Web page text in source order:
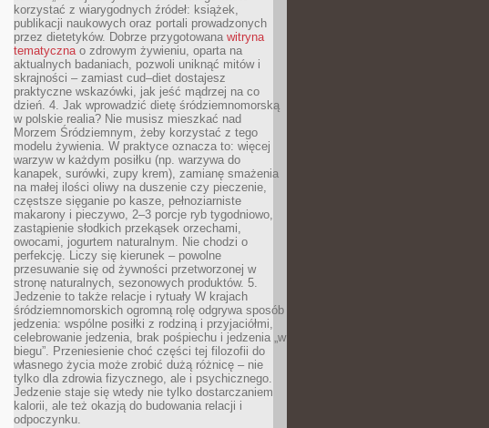
korzystać z wiarygodnych źródeł: książek,
publikacji naukowych oraz portali prowadzonych
przez dietetyków. Dobrze przygotowana witryna
tematycznao zdrowym żywieniu, oparta na
aktualnych badaniach, pozwoli uniknąć mitów i
skrajności – zamiast cud–diet dostajesz
praktyczne wskazówki, jak jeść mądrzej na co
dzień. 4. Jak wprowadzić dietę śródziemnomorską
w polskie realia? Nie musisz mieszkać nad
Morzem Śródziemnym, żeby korzystać z tego
modelu żywienia. W praktyce oznacza to: więcej
warzyw w każdym posiłku (np. warzywa do
kanapek, surówki, zupy krem), zamianę smażenia
na małej ilości oliwy na duszenie czy pieczenie,
częstsze sięganie po kasze, pełnoziarniste
makarony i pieczywo, 2–3 porcje ryb tygodniowo,
zastąpienie słodkich przekąsek orzechami,
owocami, jogurtem naturalnym. Nie chodzi o
perfekcję. Liczy się kierunek – powolne
przesuwanie się od żywności przetworzonej w
stronę naturalnych, sezonowych produktów. 5.
Jedzenie to także relacje i rytuały W krajach
śródziemnomorskich ogromną rolę odgrywa sposób
jedzenia: wspólne posiłki z rodziną i przyjaciółmi,
celebrowanie jedzenia, brak pośpiechu i jedzenia „w
biegu”. Przeniesienie choć części tej filozofii do
własnego życia może zrobić dużą różnicę – nie
tylko dla zdrowia fizycznego, ale i psychicznego.
Jedzenie staje się wtedy nie tylko dostarczaniem
kalorii, ale też okazją do budowania relacji i
odpoczynku.